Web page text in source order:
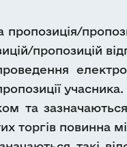
пропозицій
учасника.
та
торгів повинна